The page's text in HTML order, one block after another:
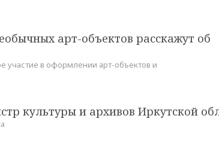
арт-объектов расскажут об
участие в оформлении арт-объектов и
культуры и архивов Иркутской